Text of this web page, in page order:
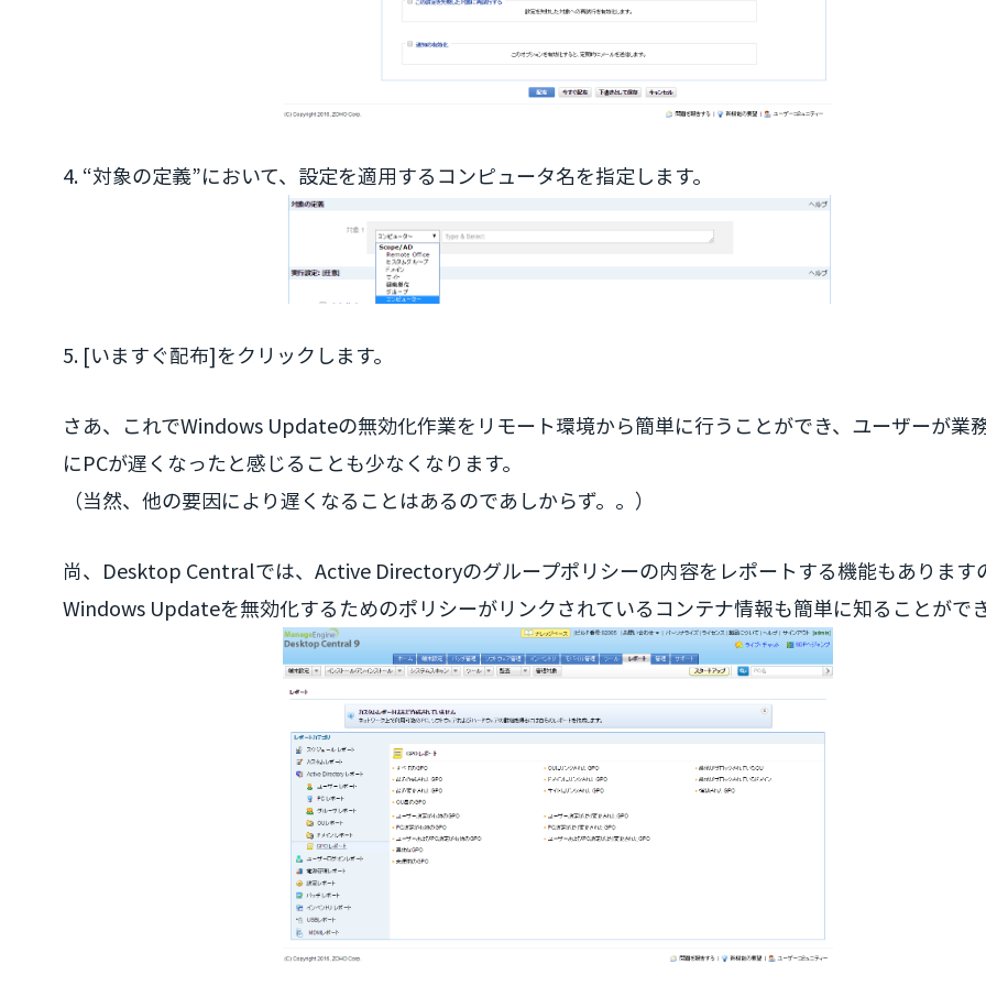
4. “対象の定義”において、設定を適用するコンピュータ名を指定します。
5. [いますぐ配布]をクリックします。
さあ、これでWindows Updateの無効化作業をリモート環境から簡単に行うことができ、ユーザーが業
にPCが遅くなったと感じることも少なくなります。
（当然、他の要因により遅くなることはあるのであしからず。。）
尚、Desktop Centralでは、Active Directoryのグループポリシーの内容をレポートする機能もあります
Windows Updateを無効化するためのポリシーがリンクされているコンテナ情報も簡単に知ることがで